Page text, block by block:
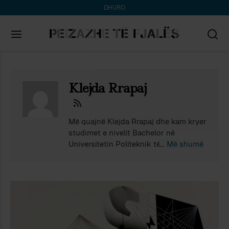
DHURO
Klejda Rrapaj
Më quajnë Klejda Rrapaj dhe kam kryer
studimet e nivelit Bachelor në
Universitetin Politeknik të Tiranës në
sektorin privat. Në të tashmen jam
duke përfunduar studimet e nivelit
Master Shkencor në Universitetin e
Sienës në Itali në degën Inteligjencë
Më shumë